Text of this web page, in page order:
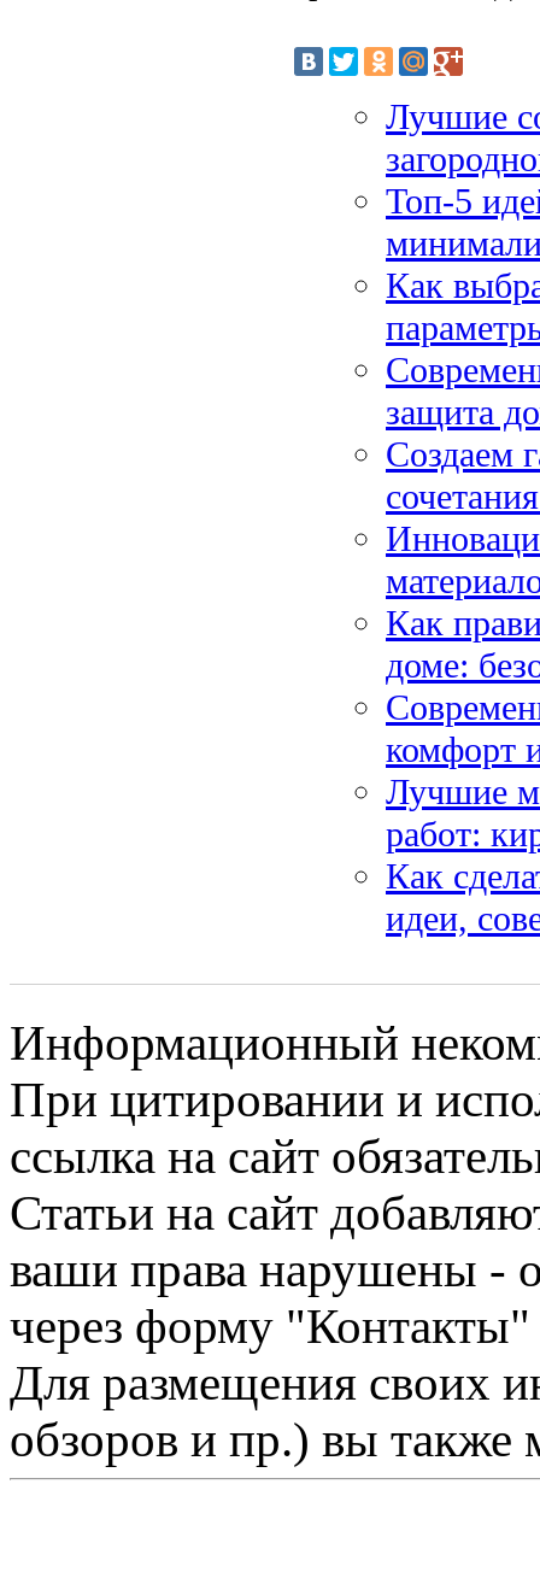
Лучшие
Топ-5
Как
защита
Создаем
Как
доме:
комфорт
Лучшие
работ:
Как
идеи,
Информационный
При цитировании и
ссылка на сайт
Статьи на сайт
ваши права нарушены -
через форму "Контакты"
Для размещения своих
обзоров и пр.) вы также